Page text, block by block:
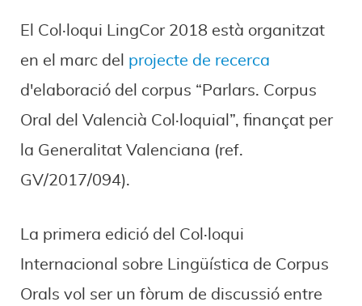
El Col·loqui LingCor 2018 està organitzat
en el marc del projecte de recerca
d'elaboració del corpus “Parlars. Corpus
Oral del Valencià Col·loquial”, finançat per
la Generalitat Valenciana (ref.
GV/2017/094).
La primera edició del Col·loqui
Internacional sobre Lingüística de Corpus
Orals vol ser un fòrum de discussió entre